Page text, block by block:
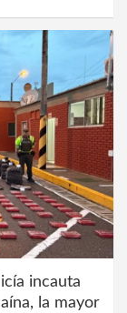
incauta
la mayor